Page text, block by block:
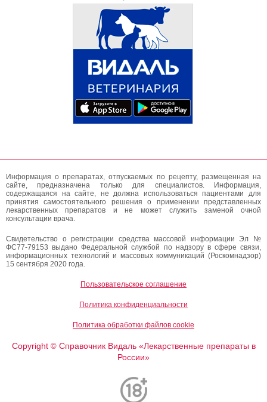
Информация о препаратах, отпускаемых по рецепту, размещенная на
сайте, предназначена только для специалистов. Информация,
содержащаяся на сайте, не должна использоваться пациентами для
принятия самостоятельного решения о применении представленных
лекарственных препаратов и не может служить заменой очной
консультации врача.
Свидетельство о регистрации средства массовой информации Эл №
ФС77-79153 выдано Федеральной службой по надзору в сфере связи,
информационных технологий и массовых коммуникаций (Роскомнадзор)
15 сентября 2020 года.
Пользовательское соглашение
Политика конфиденциальности
Политика обработки файлов cookie
Copyright ©Справочник Видаль «Лекарственные препараты в
России»